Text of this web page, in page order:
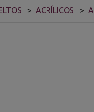
ACRÍLICOS